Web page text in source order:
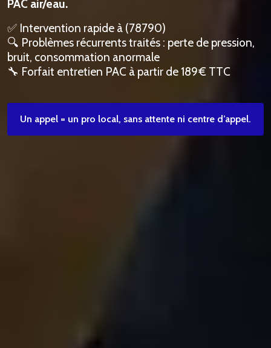
PAC air/eau.
✅ Intervention rapide à (78790)
🔍 Problèmes récurrents traités : perte de pression,
bruit, consommation anormale
🔧 Forfait entretien PAC à partir de 189 € TTC
Un appel = un pro local, sans attente ni centre d’appel.